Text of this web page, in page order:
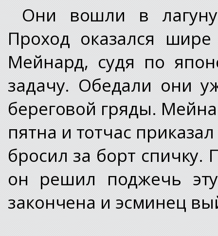
Они вошли в
Проход оказался
Мейнард, судя по
задачу. Обедали они
береговой гряды.
пятна и тотчас
бросил за борт
он решил поджечь
закончена и эсминец